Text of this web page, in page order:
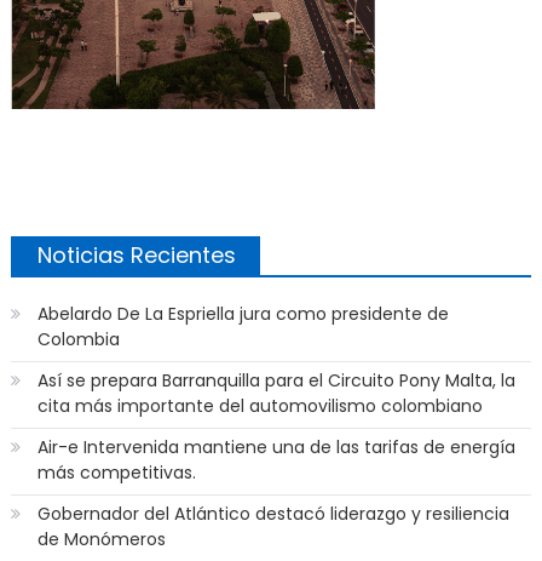
Noticias Recientes
Abelardo De La Espriella jura como presidente de
Colombia
Así se prepara Barranquilla para el Circuito Pony Malta, la
cita más importante del automovilismo colombiano
Air-e Intervenida mantiene una de las tarifas de energía
más competitivas.
Gobernador del Atlántico destacó liderazgo y resiliencia
de Monómeros